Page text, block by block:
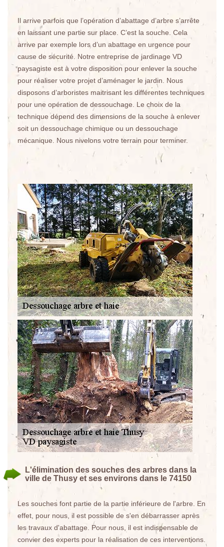
Il arrive parfois que l’opération d’abattage d’arbre s’arrête
en laissant une partie sur place. C’est la souche. Cela
arrive par exemple lors d’un abattage en urgence pour
cause de sécurité. Notre entreprise de jardinage VD
paysagiste est à votre disposition pour enlever la souche
pour réaliser votre projet d’aménager le jardin. Nous
disposons d’arboristes maitrisant les différentes techniques
pour une opération de dessouchage. Le choix de la
technique dépend des dimensions de la souche à enlever
soit un dessouchage chimique ou un dessouchage
mécanique. Nous nivelons votre terrain pour terminer.
L'élimination des souches des arbres dans la
ville de Thusy et ses environs dans le 74150
Les souches font partie de la partie inférieure de l'arbre. En
effet, pour nous, il est possible de s'en débarrasser après
les travaux d'abattage. Pour nous, il est indispensable de
convier des experts pour la réalisation de ces interventions.